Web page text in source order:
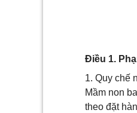
Điều 1.
1. Quy chế
Mầm non
theo đặt